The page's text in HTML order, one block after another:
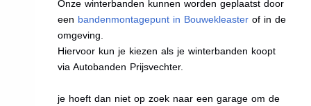
Onze winterbanden kunnen worden geplaatst door
een bandenmontagepunt in Bouwekleaster of in de
omgeving.
Hiervoor kun je kiezen als je winterbanden koopt
via Autobanden Prijsvechter.
je hoeft dan niet op zoek naar een garage om de